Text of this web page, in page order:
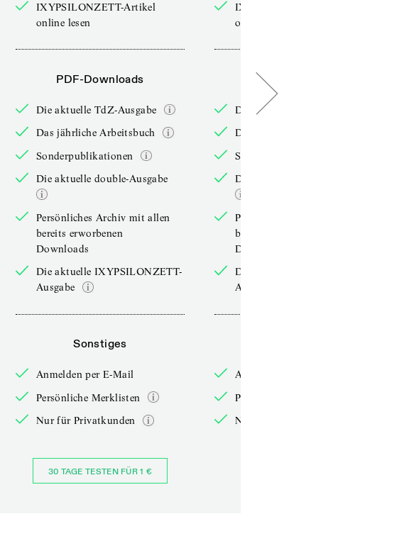
IXYPSILONZETT-Artikel
online lesen
PDF-Downloads
Die aktuelle TdZ-Ausgabe
Das jährliche Arbeitsbuch
Sonderpublikationen
Die aktuelle double-Ausgabe
Persönliches Archiv mit allen
bereits erworbenen
Downloads
Die aktuelle IXYPSILONZETT-
Ausgabe
Sonstiges
Anmelden per E-Mail
Persönliche Merklisten
Nur für Privatkunden
30 TAGE TESTEN FÜR 1 €
IXYPSILONZETT-Artikel
online lesen
PDF-Downloads
Die aktuelle TdZ-Ausgabe
Das jährliche Arbeitsbuch
Sonderpublikationen
Die aktuelle double-Ausgabe
Persönliches Archiv mit allen
bereits erworbenen
Downloads
Die aktuelle IXYPSILONZETT-
Ausgabe
Anmelden per E-Mail
Persönliche Merklisten
Nur für Privatkunden